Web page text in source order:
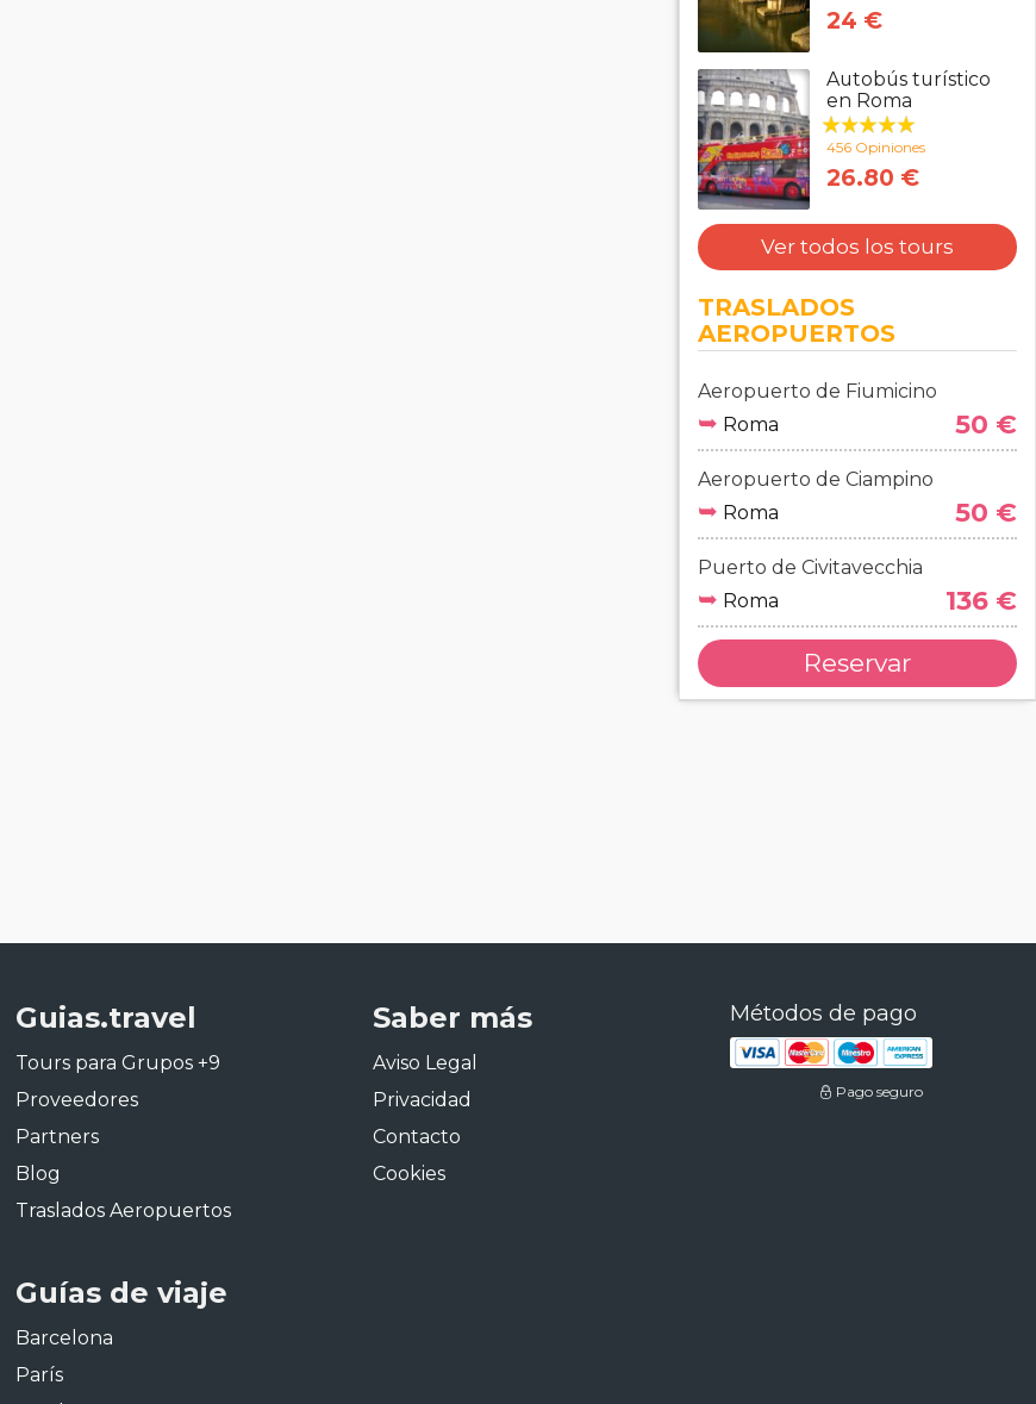
24 €
Autobús turístico
en Roma
456 Opiniones
26.80 €
Ver todos los tours
TRASLADOS
AEROPUERTOS
Aeropuerto de Fiumicino
➥ Roma 50 €
Aeropuerto de Ciampino
➥ Roma 50 €
Puerto de Civitavecchia
➥ Roma 136 €
Reservar
Guias.travel
Tours para Grupos +9
Proveedores
Partners
Blog
Traslados Aeropuertos
Guías de viaje
Barcelona
París
Saber más
Aviso Legal
Privacidad
Contacto
Cookies
Métodos de pago
Pago seguro